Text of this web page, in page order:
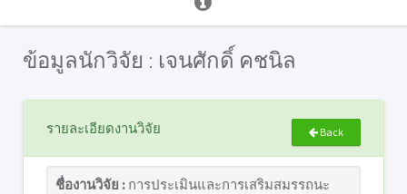
ข้อมูลนักวิจัย : เจนศักดิ์ คชนิล
รายละเอียดงานวิจัย Back
ชื่องานวิจัย : การประเมินและการเสริมสมรรถนะ